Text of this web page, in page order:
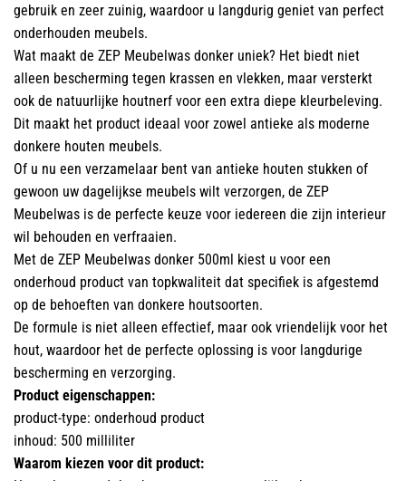
gebruik en zeer zuinig, waardoor u langdurig geniet van perfect
onderhouden meubels.
Wat maakt de ZEP Meubelwas donker uniek? Het biedt niet
alleen bescherming tegen krassen en vlekken, maar versterkt
ook de natuurlijke houtnerf voor een extra diepe kleurbeleving.
Dit maakt het product ideaal voor zowel antieke als moderne
donkere houten meubels.
Of u nu een verzamelaar bent van antieke houten stukken of
gewoon uw dagelijkse meubels wilt verzorgen, de ZEP
Meubelwas is de perfecte keuze voor iedereen die zijn interieur
wil behouden en verfraaien.
Met de ZEP Meubelwas donker 500ml kiest u voor een
onderhoud product van topkwaliteit dat specifiek is afgestemd
op de behoeften van donkere houtsoorten.
De formule is niet alleen effectief, maar ook vriendelijk voor het
hout, waardoor het de perfecte oplossing is voor langdurige
bescherming en verzorging.
Product eigenschappen:
product-type: onderhoud product
inhoud: 500 milliliter
Waarom kiezen voor dit product: